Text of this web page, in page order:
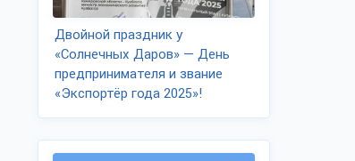
Двойной праздник у
«Солнечных Даров» — День
предпринимателя и звание
«Экспортёр года 2025»!